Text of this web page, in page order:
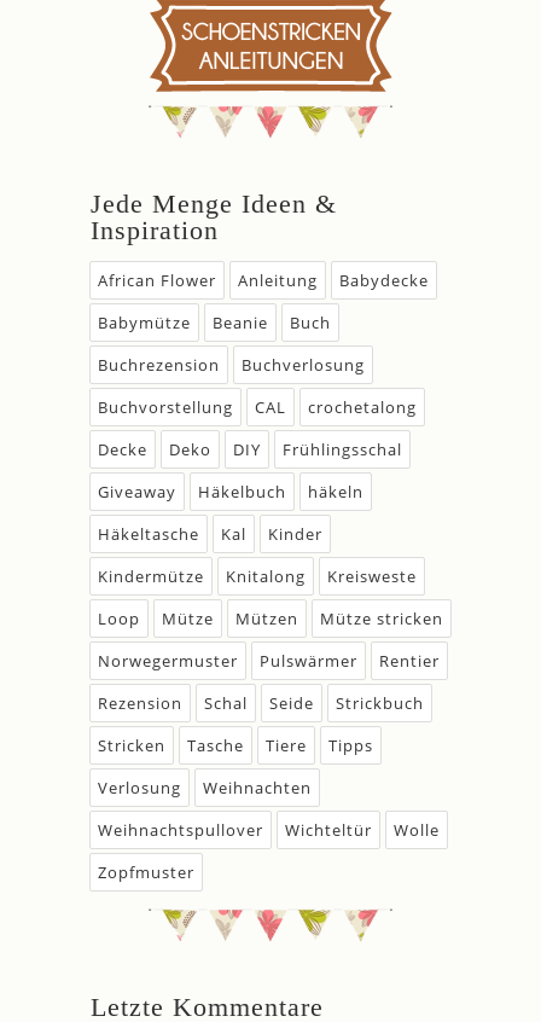
Jede Menge Ideen &
Inspiration
African Flower Anleitung
Babydecke
Babymütze
Beanie
Buch
Buchrezension
Buchverlosung
Buchvorstellung
CAL
crochetalong
Decke
Deko DIY
Frühlingsschal
Giveaway
Häkelbuch
häkeln
Häkeltasche
Kal
Kinder
Kindermütze
Knitalong
Kreisweste
Loop
Mütze Mützen
Mütze stricken
Norwegermuster
Pulswärmer
Rentier
Rezension
Schal Seide
Strickbuch
Stricken
Tasche Tiere
Tipps
Verlosung
Weihnachten
Weihnachtspullover
Wichteltür
Wolle
Zopfmuster
Letzte Kommentare